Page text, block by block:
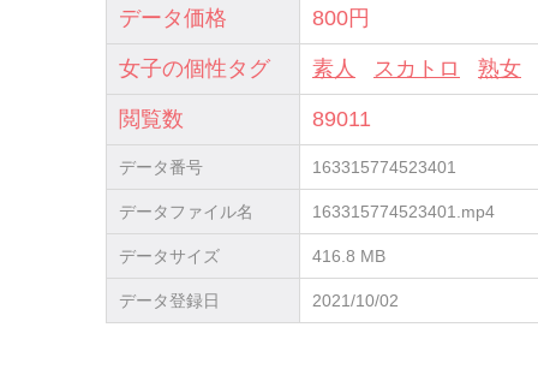
データ価格 800円
女子の個性タグ 素人 スカトロ 熟女
閲覧数 89011
データ番号 163315774523401
データファイル名 163315774523401.mp4
データサイズ 416.8 MB
データ登録日 2021/10/02